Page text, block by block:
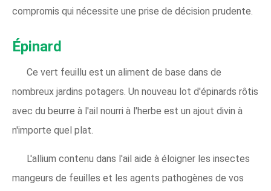
compromis qui nécessite une prise de décision prudente.
Épinard
Ce vert feuillu est un aliment de base dans de
nombreux jardins potagers. Un nouveau lot d'épinards rôtis
avec du beurre à l'ail nourri à l'herbe est un ajout divin à
n'importe quel plat.
L'allium contenu dans l'ail aide à éloigner les insectes
mangeurs de feuilles et les agents pathogènes de vos